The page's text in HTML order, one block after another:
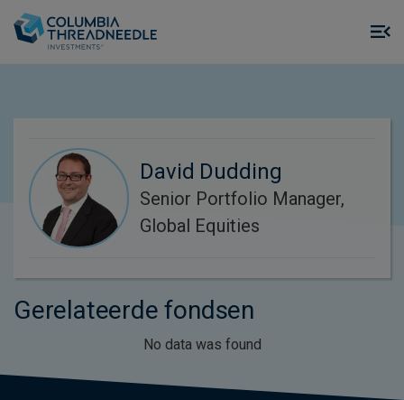
David Dudding
Senior Portfolio Manager,
Global Equities
Gerelateerde fondsen
No data was found